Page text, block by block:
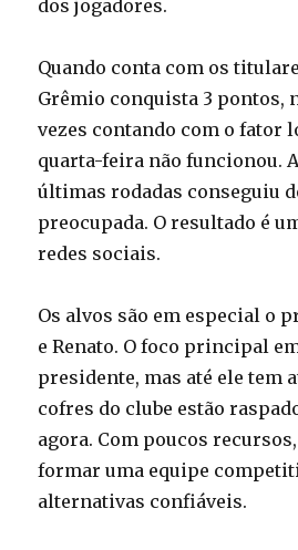
dos jogadores.
Quando conta com os
Grêmio conquista 3 pontos,
vezes contando com o fator
quarta-feira não funcionou.
últimas rodadas conseguiu
preocupada. O resultado é
redes sociais.
Os alvos são em especial o
e Renato. O foco principal
presidente, mas até ele tem
cofres do clube estão
agora. Com poucos
formar uma equipe
alternativas confiáveis.